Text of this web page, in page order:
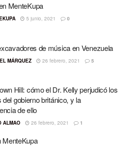
MenteKupa
5 junio, 2021 0
de música en Venezuela
MÁRQUEZ 26 febrero, 2021 5
Hill: cómo el Dr. Kelly perjudicó los
del gobierno británico, y la
de ello
ALMAO 26 febrero, 2021 1
MenteKupa